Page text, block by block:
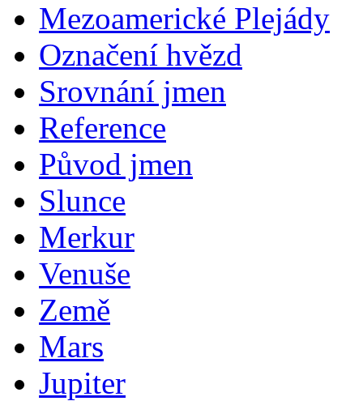
Mezoamerické Plejády
Označení hvězd
Srovnání jmen
Reference
Původ jmen
Slunce
Merkur
Venuše
Země
Mars
Jupiter